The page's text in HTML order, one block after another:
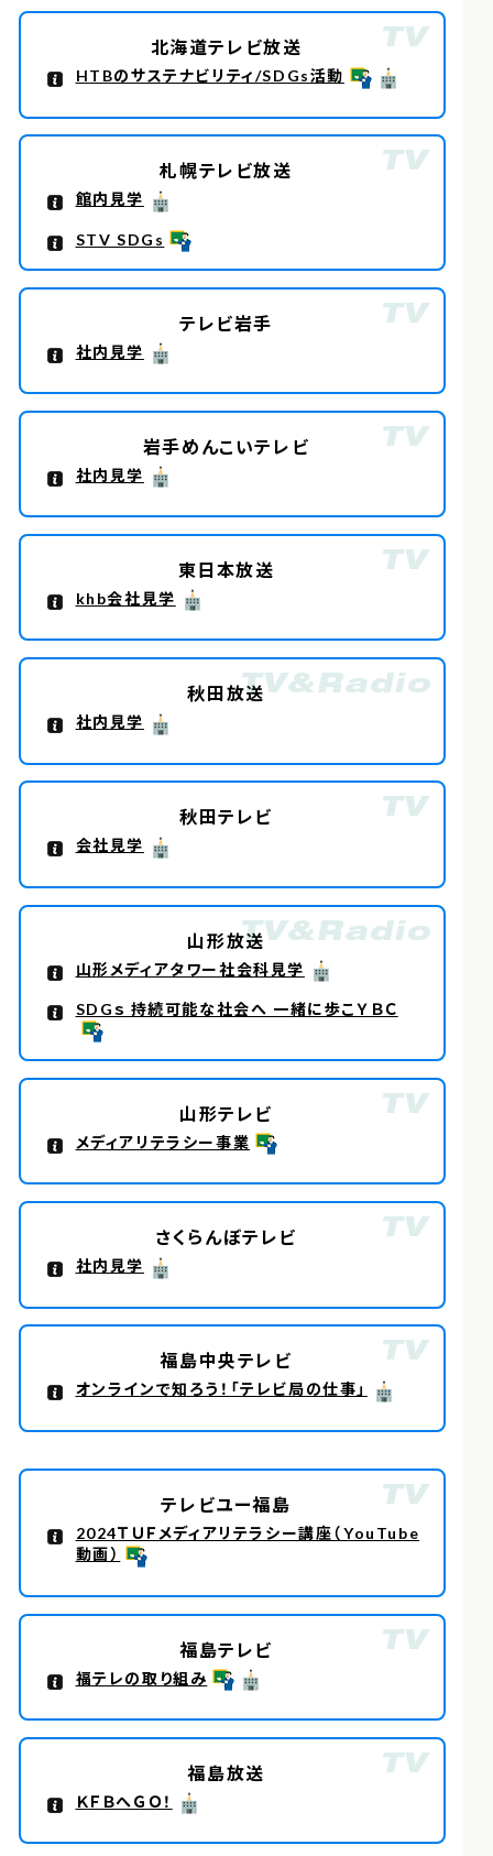
北海道テレビ放送
HTBのサステナビリティ/SDGs活動
札幌テレビ放送
館内見学
STV SDGs
テレビ岩手
社内見学
岩手めんこいテレビ
社内見学
東日本放送
khb会社見学
秋田放送
社内見学
秋田テレビ
会社見学
山形放送
山形メディアタワー社会科見学
SDGｓ 持続可能な社会へ 一緒に歩こＹＢＣ
山形テレビ
メディアリテラシー事業
さくらんぼテレビ
社内見学
福島中央テレビ
オンラインで知ろう！「テレビ局の仕事」
テレビユー福島
2024ＴＵＦメディアリテラシー講座（YouTube
動画）
福島テレビ
福テレの取り組み
福島放送
ＫＦＢへＧＯ！